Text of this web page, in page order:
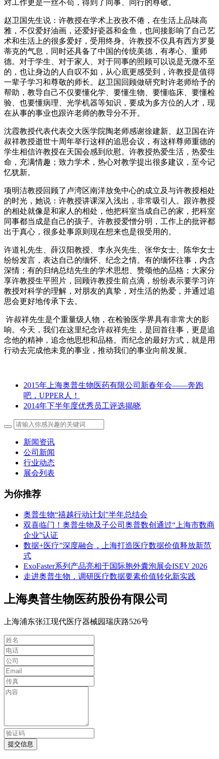
对工作更是一丝不苟，得到了同事、同行的尊敬。
赵卫国先生说：许教授在学术上孜孜不倦，在生活上品味高
雅，不仅爱好油画，还爱好瓷器和金鱼，也间接影响了自己艺
术和生活上的很多爱好，受用终身。许教授不仅具有西方罗曼
蒂克的气息，同时还具备了中国的传统美德，有孝心、重师
德。对于学生、对于家人、对于同事的照顾可以说是无微不至
的，也让身边的人自叹不如，从心底更感受到，许教授是值得
一辈子学习和尊敬的师长。赵卫国回顾做研究时许老师给予的
帮助，教导自己不仅要懂化学、要懂生物、要懂临床、要懂检
验、也要懂病理、光学机器等知识，要成为多方位的人才，现
在从事的事业也跟许老师的教导分不开。
沈霞教授代表代表交大医学院陶老师感谢徐建新、赵卫国在许
叔祥教授逝世十周年举行这样的追思会议，有这样尊师重德的
学生相信许教授在天国会感到欣慰。许教授热爱生活，热爱生
命，充满情趣；致力学术，热心对教学提出很多建议，至今记
忆犹新。
项明洁教授回顾了卢湾区南洋放免中心的成立及与许教授相处
的时光，她说：许教授讲课深入浅出，非常吸引人。跟许教授
的相处就像是和家人的相处，他把科室当成自己的家，把科室
同事都当成是自己的孩子。许教授爱憎分明，工作上的批评都
出于真心，很多处事原则现在想来也是很受用的。
许道礼先生、薛汉阳教授、李永兴先生、张华女士、陈华女士
纷纷发言，表达自己的缅怀、纪念之情。有的缅怀往事，内含
深情；有的归纳总结先生的学术思想、赞颂他的品格；大家分
享许教授生平照片，回顾许教授生前点滴，纷纷表示要学习许
教授对科学的理解，对朋友的真挚，对生活的热爱，并通过追
思会更好地传承下去。
许叔祥先生是个重量级人物，在检验医学界具有非常大的影
响。今天，我们在这里纪念许叔祥先生，是回首往事，更是追
念他的精神，追念他思想和品格。而纪念的最好方式，就是用
行动去完成他未竟的事业，推动我们的事业向前发展。
2015年上海奥普生物医药有限公司新春年会——奔跑
吧，UPPER人！
2014年下半年度优秀员工评选揭晓
新闻资讯
公司新闻
行业动态
展会列表
为你推荐
奥普生物“禧越行动计划”半年总结会
双喜临门！奥普生物及子公司奥普数创通过“上海市数商
企业”认证
数据+医疗”深度融合，上海打造医疗数据价值释放新范
式
ExoFaster系列产品亮相于国际胞外囊泡展会ISEV 2026
走进奥普生物，调研医疗数据要素价值转化新实践
上海奥普生物医药股份有限公司
上海浦东张江现代医疗器械园瑞庆路526号
提交信息